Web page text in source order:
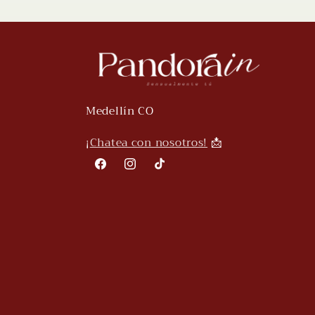
Medellín CO
¡Chatea con nosotros!📩
FacebookInstagramTikTok